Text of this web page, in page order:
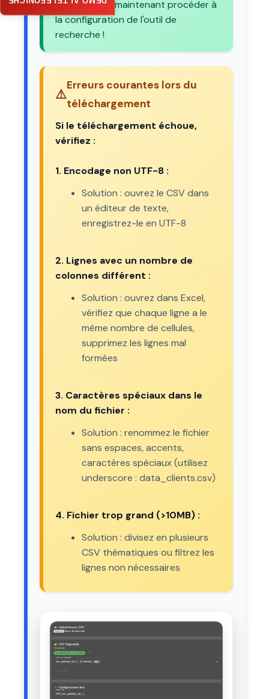
Vous pouvez maintenant procéder à
la configuration de l'outil de
recherche !
⚠️
Erreurs courantes lors du
téléchargement
Si le téléchargement échoue,
vérifiez :
1. Encodage non UTF-8 :
Solution : ouvrez le CSV dans
un éditeur de texte,
enregistrez-le en UTF-8
2. Lignes avec un nombre de
colonnes différent :
Solution : ouvrez dans Excel,
vérifiez que chaque ligne a le
même nombre de cellules,
supprimez les lignes mal
formées
3. Caractères spéciaux dans le
nom du fichier :
Solution : renommez le fichier
sans espaces, accents,
caractères spéciaux (utilisez
underscore : data_clients.csv)
4. Fichier trop grand (>10MB) :
Solution : divisez en plusieurs
CSV thématiques ou filtrez les
lignes non nécessaires